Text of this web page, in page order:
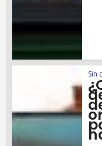
Sin